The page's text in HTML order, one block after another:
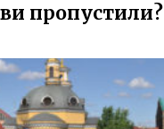
пропустили?